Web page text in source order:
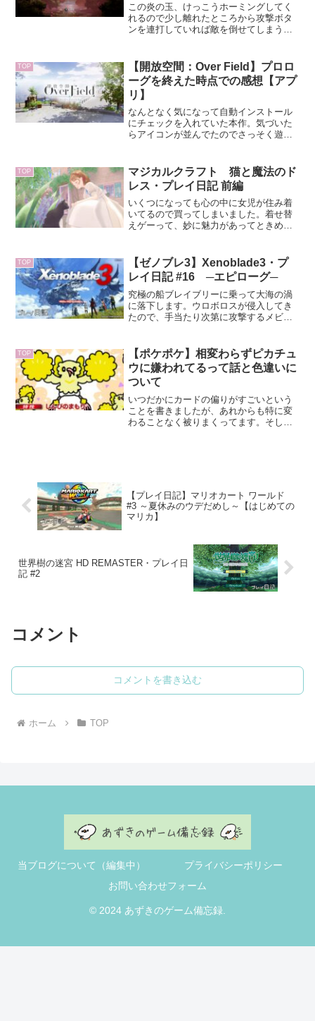
この炎の玉、けっこうホーミングしてく
れるので少し離れたところから攻撃ボタ
ンを連打していれば敵を倒せてしまうん
が、接敵しなくていいというのは非常に
気が楽でした。また、本作ではボス戦が
ありません。中ボス戦ぽいのはありまし
たが、初見でなんとかできる程度のもの
です。
TOP
【開放空間：Over Field】プロロ
ーグを終えた時点での感想【アプ
リ】
なんとなく気になって自動インストール
にチェックを入れていた本作。気づいた
らアイコンが並んでたのでさっそく遊ん
テンション上がりました。綺麗というよ
り可愛らしいという感じでと...
TOP
マジカルクラフト 猫と魔法のド
レス・プレイ日記 前編
いくつになっても心の中に女児が住み着
いてるので買ってしまいました。着せ替
えゲーって、妙に魅力があってときめき
シールも貰ったよ。シール可愛い。
TOP
【ゼノブレ3】Xenoblade3・プ
レイ日記 #16 ─エピローグ─
究極の船ブレイブリーに乗って大海の渦
に落下します。ウロボロスが侵入してき
たので、手当たり次第に攻撃するメビウ
す。ゼット的には今の世界がどうなって
も良いみたいです。また作り直せば良い
だけだから。
TOP
【ポケポケ】相変わらずピカチュ
ウに嫌われてるって話と色違いに
ついて
いつだかにカードの偏りがすごいという
ことを書きましたが、あれからも特に変
わることなく被りまくってます。そして
【プレイ日記】マリオカート ワールド
#3 ～夏休みのウデだめし～【はじめての
マリカ】
世界樹の迷宮 HD REMASTER・プレイ日
記 #2
コメント
コメントを書き込む
ホーム TOP
当ブログについて（編集中）
プライバシーポリシー
お問い合わせフォーム
© 2024 あずきのゲーム備忘録.